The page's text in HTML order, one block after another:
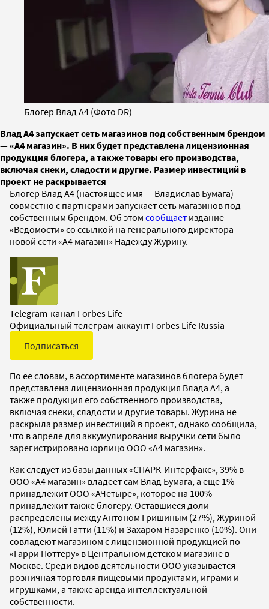
Блогер Влад А4 (Фото DR)
Влад А4 запускает сеть магазинов под собственным брендом
— «А4 магазин». В них будет представлена лицензионная
продукция блогера, а также товары его производства,
включая снеки, сладости и другие. Размер инвестиций в
проект не раскрывается
Блогер Влад А4 (настоящее имя — Владислав Бумага)
совместно с партнерами запускает сеть магазинов под
собственным брендом. Об этом сообщает издание
«Ведомости» со ссылкой на генерального директора
новой сети «А4 магазин» Надежду Журину.
Telegram-канал Forbes Life
Официальный телеграм-аккаунт Forbes Life Russia
Подписаться
По ее словам, в ассортименте магазинов блогера будет
представлена лицензионная продукция Влада А4, а
также продукция его собственного производства,
включая снеки, сладости и другие товары. Журина не
раскрыла размер инвестиций в проект, однако сообщила,
что в апреле для аккумулирования выручки сети было
зарегистрировано юрлицо ООО «А4 магазин».
Как следует из базы данных «СПАРК-Интерфакс», 39% в
ООО «А4 магазин» владеет сам Влад Бумага, а еще 1%
принадлежит ООО «АЧетыре», которое на 100%
принадлежит также блогеру. Оставшиеся доли
распределены между Антоном Гришиным (27%), Журиной
(12%), Юлией Гатти (11%) и Захаром Назаренко (10%). Они
совладеют магазином с лицензионной продукцией по
«Гарри Поттеру» в Центральном детском магазине в
Москве. Среди видов деятельности ООО указывается
розничная торговля пищевыми продуктами, играми и
игрушками, а также аренда интеллектуальной
собственности.